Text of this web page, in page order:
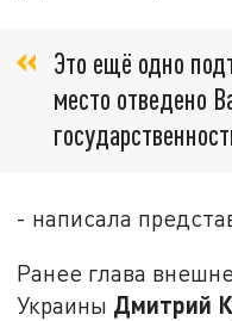
Это ещё одно
место отведено
- написала
Ранее глава
Украины Дмитрий